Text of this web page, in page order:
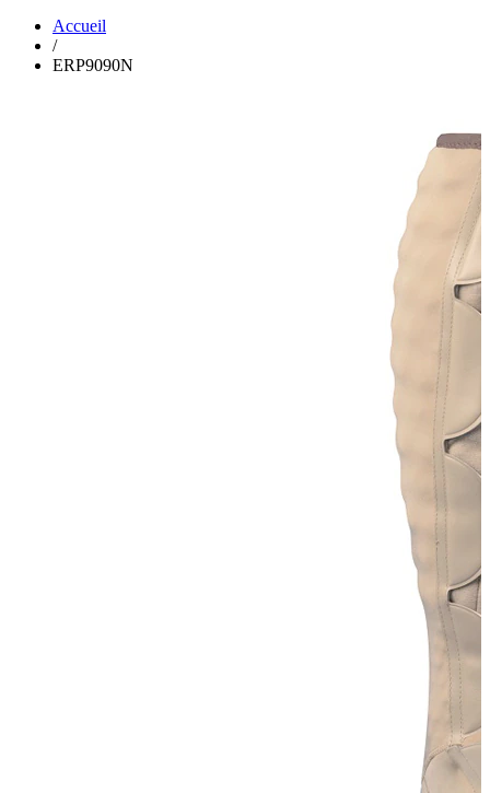
Accueil
/
ERP9090N